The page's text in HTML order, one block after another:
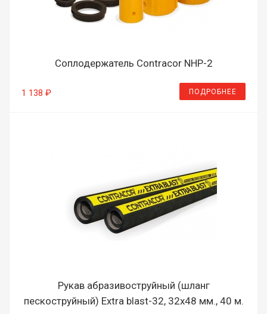
Соплодержатель Contracor NHP-2
1 138 ₽ ПОДРОБНЕЕ
Рукав абразивоструйный (шланг
пескоструйный) Extra blast-32, 32х48 мм., 40 м.